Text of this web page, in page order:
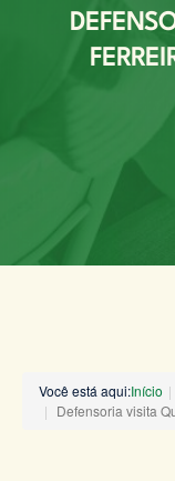
Você está aqui:Início
Defensoria visita